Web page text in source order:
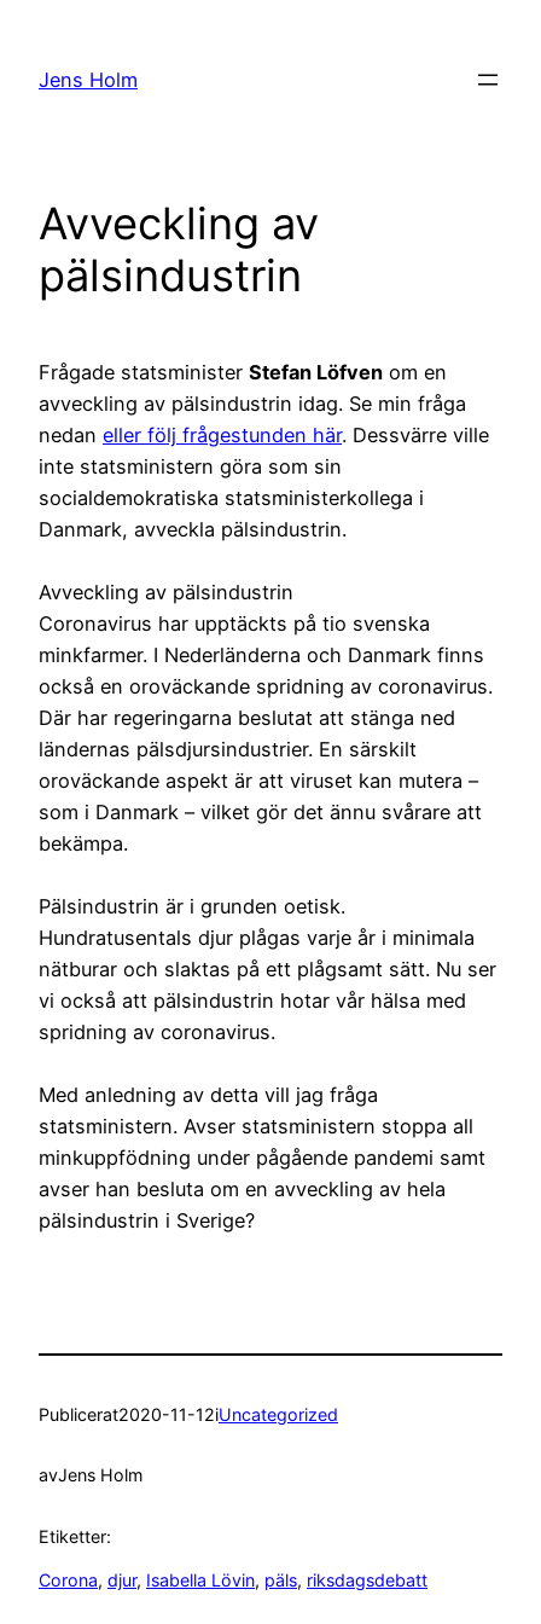
innehåll
Jens Holm
Avveckling av
pälsindustrin
Frågade statsminister Stefan Löfven om en
avveckling av pälsindustrin idag. Se min fråga
nedan eller följ frågestunden här. Dessvärre ville
inte statsministern göra som sin
socialdemokratiska statsministerkollega i
Danmark, avveckla pälsindustrin.
Avveckling av pälsindustrin
Coronavirus har upptäckts på tio svenska
minkfarmer. I Nederländerna och Danmark finns
också en oroväckande spridning av coronavirus.
Där har regeringarna beslutat att stänga ned
ländernas pälsdjursindustrier. En särskilt
oroväckande aspekt är att viruset kan mutera –
som i Danmark – vilket gör det ännu svårare att
bekämpa.
Pälsindustrin är i grunden oetisk.
Hundratusentals djur plågas varje år i minimala
nätburar och slaktas på ett plågsamt sätt. Nu ser
vi också att pälsindustrin hotar vår hälsa med
spridning av coronavirus.
Med anledning av detta vill jag fråga
statsministern. Avser statsministern stoppa all
minkuppfödning under pågående pandemi samt
avser han besluta om en avveckling av hela
pälsindustrin i Sverige?
Publicerat2020-11-12iUncategorized
avJens Holm
Etiketter:
Corona, djur, Isabella Lövin, päls, riksdagsdebatt